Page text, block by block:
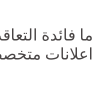
ما فائدة
اعلانات